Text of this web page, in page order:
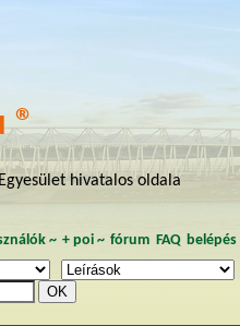
®
hivatalos oldala
~ + poi~ fórum FAQ belépés